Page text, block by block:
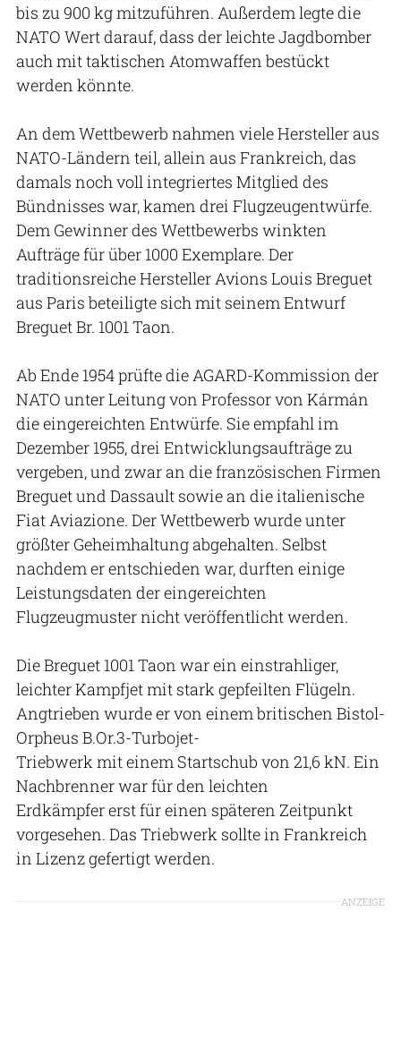
bis zu 900 kg mitzuführen. Außerdem legte die
NATO Wert darauf, dass der leichte Jagdbomber
auch mit taktischen Atomwaffen bestückt
werden könnte.
An dem Wettbewerb nahmen viele Hersteller aus
NATO-Ländern teil, allein aus Frankreich, das
damals noch voll integriertes Mitglied des
Bündnisses war, kamen drei Flugzeugentwürfe.
Dem Gewinner des Wettbewerbs winkten
Aufträge für über 1000 Exemplare. Der
traditionsreiche Hersteller Avions Louis Breguet
aus Paris beteiligte sich mit seinem Entwurf
Breguet Br. 1001 Taon.
Ab Ende 1954 prüfte die AGARD-Kommission der
NATO unter Leitung von Professor von Kármán
die eingereichten Entwürfe. Sie empfahl im
Dezember 1955, drei Entwicklungsaufträge zu
vergeben, und zwar an die französischen Firmen
Breguet und Dassault sowie an die italienische
Fiat Aviazione. Der Wettbewerb wurde unter
größter Geheimhaltung abgehalten. Selbst
nachdem er entschieden war, durften einige
Leistungsdaten der eingereichten
Flugzeugmuster nicht veröffentlicht werden.
Die Breguet 1001 Taon war ein einstrahliger,
leichter Kampfjet mit stark gepfeilten Flügeln.
Angtrieben wurde er von einem britischen Bistol-
Orpheus B.Or.3-Turbojet-
Triebwerk mit einem Startschub von 21,6 kN. Ein
Nachbrenner war für den leichten
Erdkämpfer erst für einen späteren Zeitpunkt
vorgesehen. Das Triebwerk sollte in Frankreich
in Lizenz gefertigt werden.
ANZEIGE